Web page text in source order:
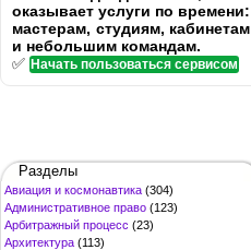
оказывает услуги по времени:
мастерам, студиям, кабинетам
и небольшим командам.
✅ Начать пользоваться сервисом
Разделы
Авиация и космонавтика (304)
Административное право (123)
Арбитражный процесс (23)
Архитектура (113)